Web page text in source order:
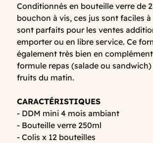
Conditionnés en bouteille verre de
bouchon à vis, ces jus sont faciles
sont parfaits pour les ventes
emporter ou en libre service. Ce
également très bien en
formule repas (salade ou
fruits du matin.
CARACTÉRISTIQUES
- DDM mini 4 mois ambiant
- Bouteille verre 250ml
- Colis x 12 bouteilles